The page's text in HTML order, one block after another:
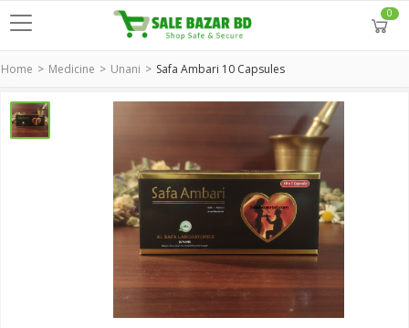
0
Home Medicine Unani Safa Ambari 10 Capsules